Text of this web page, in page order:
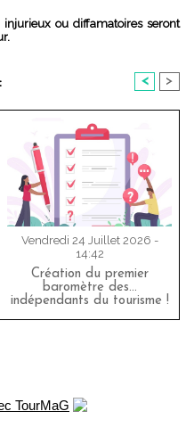
ou diffamatoires seront
< >
Vendredi 24 Juillet 2026 -
14:42
Création du premier
baromètre des…
indépendants du tourisme !